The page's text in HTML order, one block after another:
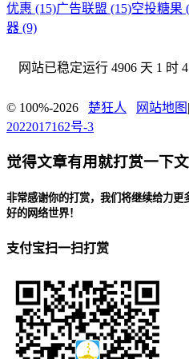
优惠 (15)广告联盟 (15)空投糖果
器 (9)
网站已稳定运行 4906 天 1 时
© 100%-2026 楚狂人 网站地图 |
2022017162号-3
觉得文章有用就打赏一下
非常感谢你的打赏，我们将继续给力
好的网络世界！
支付宝扫一扫打赏